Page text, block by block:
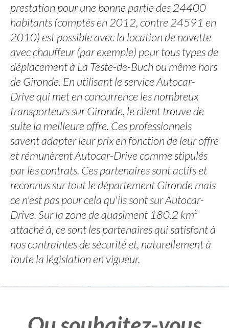
prestation pour une bonne partie des 24400
habitants (comptés en 2012, contre 24591 en
2010) est possible avec la location de navette
avec chauffeur (par exemple) pour tous types de
déplacement à La Teste-de-Buch ou même hors
de Gironde. En utilisant le service Autocar-
Drive qui met en concurrence les nombreux
transporteurs sur Gironde, le client trouve de
suite la meilleure offre. Ces professionnels
savent adapter leur prix en fonction de leur offre
et rémunèrent Autocar-Drive comme stipulés
par les contrats. Ces partenaires sont actifs et
reconnus sur tout le département Gironde mais
ce n'est pas pour cela qu'ils sont sur Autocar-
Drive. Sur la zone de quasiment 180.2 km²
attaché à, ce sont les partenaires qui satisfont à
nos contraintes de sécurité et, naturellement à
toute la législation en vigueur.